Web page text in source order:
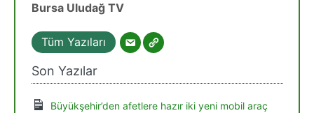
Bursa Uludağ TV
Tüm Yazıları
Son Yazılar
Büyükşehir’den afetlere hazır iki yeni mobil araç